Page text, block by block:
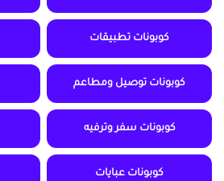
كوبونات تطبيقات
كوبونات توصيل ومطاعم
كوبونات سفر وترفيه
كوبونات عبايات